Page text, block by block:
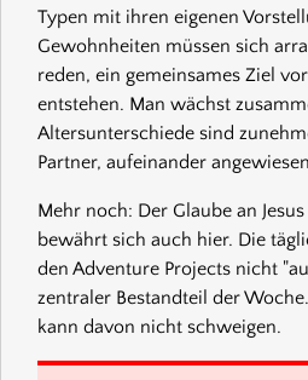
Typen mit ihren eigenen
Gewohnheiten müssen sich
reden, ein gemeinsames Ziel
entstehen. Man wächst
Altersunterschiede sind
Partner, aufeinander
Mehr noch: Der Glaube an
bewährt sich auch hier. Die
den Adventure Projects nicht
zentraler Bestandteil der
kann davon nicht schweigen.